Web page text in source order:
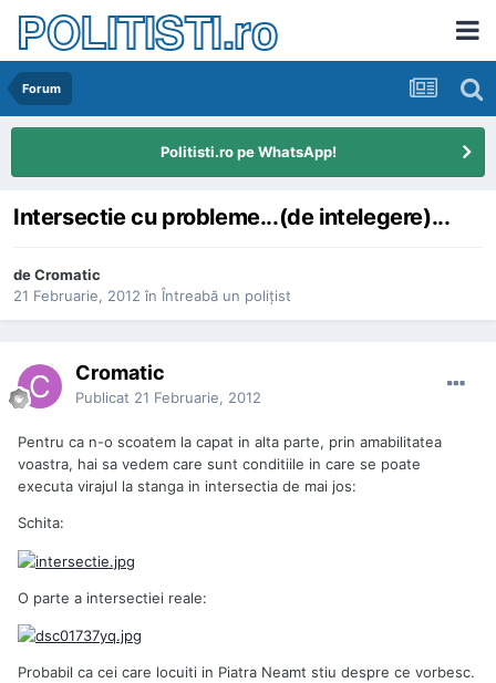
POLITISTI.ro
Forum
Politisti.ro pe WhatsApp!
Intersectie cu probleme...(de intelegere)...
deCromatic
21 Februarie, 2012 în Întreabă un poliţist
Cromatic
Publicat 21 Februarie, 2012
Pentru ca n-o scoatem la capat in alta parte, prin amabilitatea
voastra, hai sa vedem care sunt conditiile in care se poate
executa virajul la stanga in intersectia de mai jos:
Schita:
O parte a intersectiei reale:
Probabil ca cei care locuiti in Piatra Neamt stiu despre ce vorbesc.